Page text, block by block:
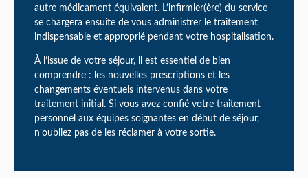
autre médicament équivalent. L’infirmier(ère) du service
se chargera ensuite de vous administrer le traitement
indispensable et approprié pendant votre hospitalisation.
À l’issue de votre séjour, il est essentiel de bien
comprendre : les nouvelles prescriptions et les
changements éventuels intervenus dans votre
traitement initial. Si vous avez confié votre traitement
personnel aux équipes soignantes en début de séjour,
n’oubliez pas de les réclamer à votre sortie.